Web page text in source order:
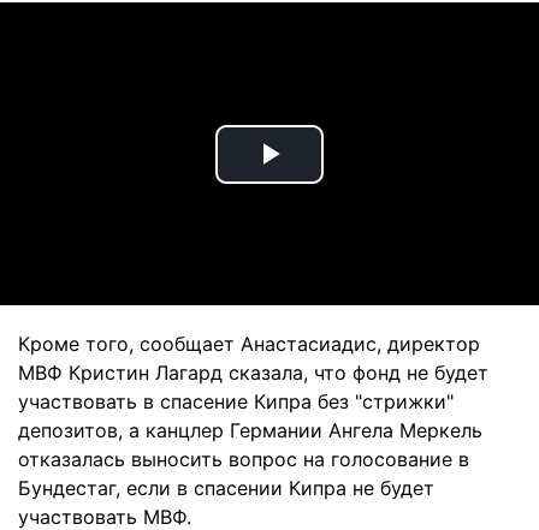
Play
Кроме того, сообщает Анастасиадис, директор
МВФ Кристин Лагард сказала, что фонд не будет
участвовать в спасение Кипра без "стрижки"
депозитов, а канцлер Германии Ангела Меркель
отказалась выносить вопрос на голосование в
Бундестаг, если в спасении Кипра не будет
участвовать МВФ.